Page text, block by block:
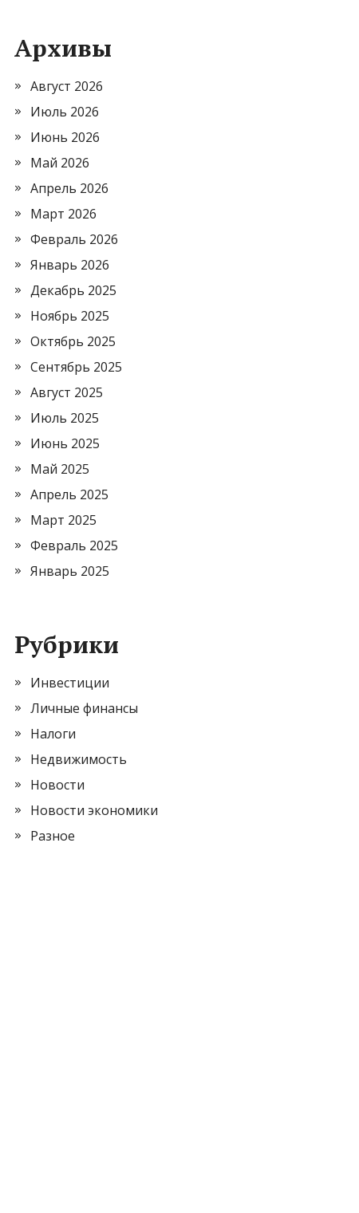
Архивы
Август 2026
Июль 2026
Июнь 2026
Май 2026
Апрель 2026
Март 2026
Февраль 2026
Январь 2026
Декабрь 2025
Ноябрь 2025
Октябрь 2025
Сентябрь 2025
Август 2025
Июль 2025
Июнь 2025
Май 2025
Апрель 2025
Март 2025
Февраль 2025
Январь 2025
Рубрики
Инвестиции
Личные финансы
Налоги
Недвижимость
Новости
Новости экономики
Разное